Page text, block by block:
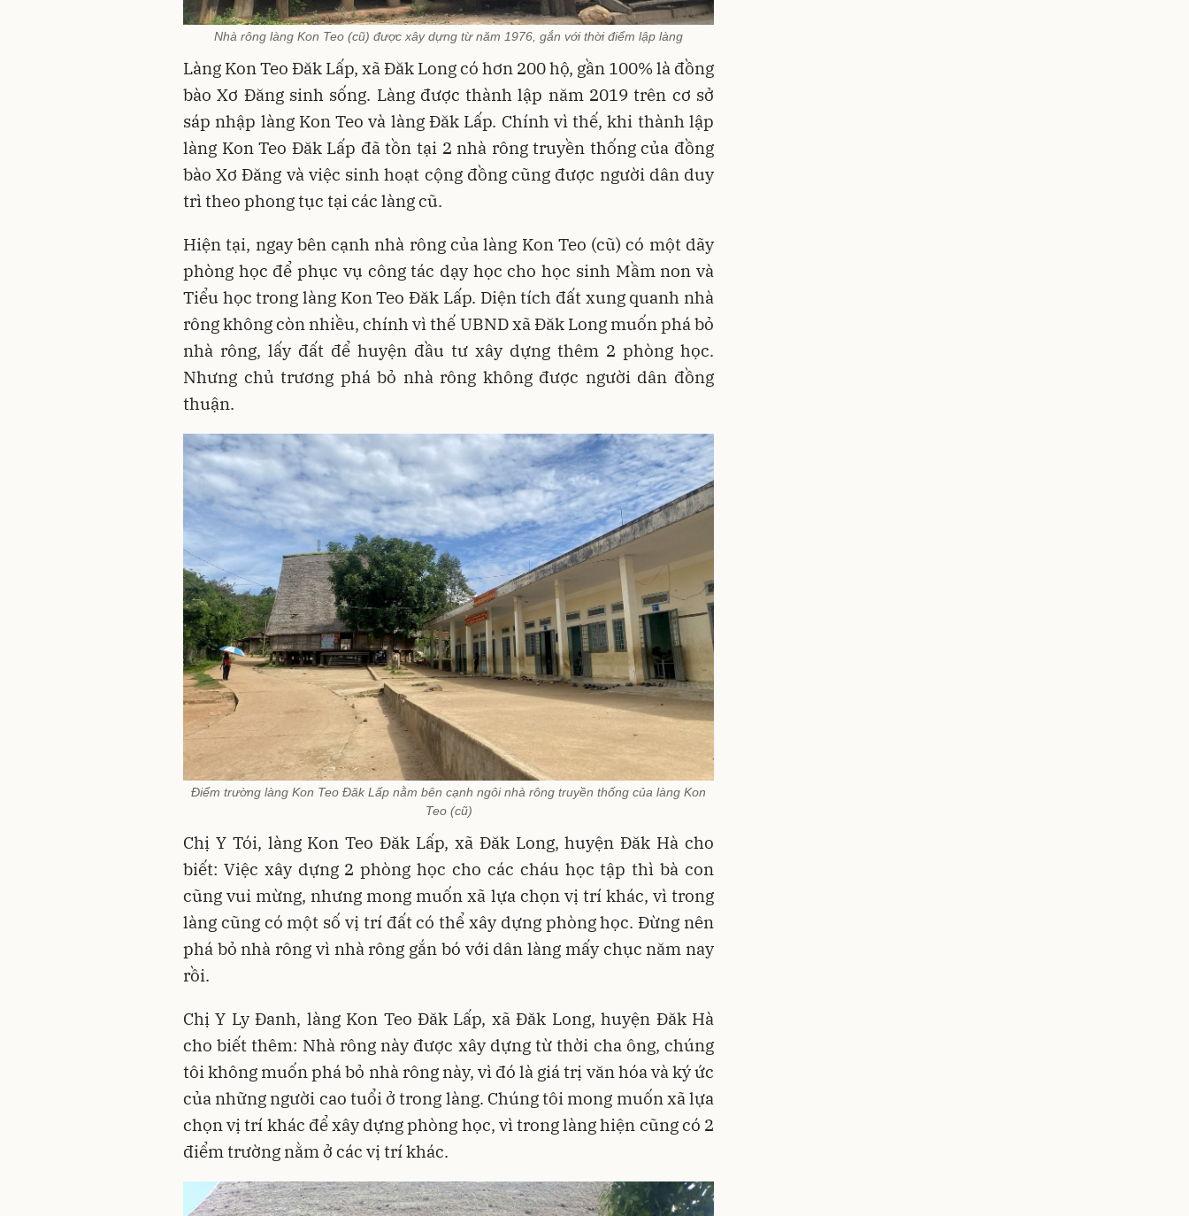
Nhà rông làng Kon Teo (cũ) được xây dựng từ năm 1976, gắn với thời điểm lập làng
Làng Kon Teo Đăk Lấp, xã Đăk Long có hơn 200 hộ, gần 100% là đồng
bào Xơ Đăng sinh sống. Làng được thành lập năm 2019 trên cơ sở
sáp nhập làng Kon Teo và làng Đăk Lấp. Chính vì thế, khi thành lập
làng Kon Teo Đăk Lấp đã tồn tại 2 nhà rông truyền thống của đồng
bào Xơ Đăng và việc sinh hoạt cộng đồng cũng được người dân duy
trì theo phong tục tại các làng cũ.
Hiện tại, ngay bên cạnh nhà rông của làng Kon Teo (cũ) có một dãy
phòng học để phục vụ công tác dạy học cho học sinh Mầm non và
Tiểu học trong làng Kon Teo Đăk Lấp. Diện tích đất xung quanh nhà
rông không còn nhiều, chính vì thế UBND xã Đăk Long muốn phá bỏ
nhà rông, lấy đất để huyện đầu tư xây dựng thêm 2 phòng học.
Nhưng chủ trương phá bỏ nhà rông không được người dân đồng
thuận.
Điểm trường làng Kon Teo Đăk Lấp nằm bên cạnh ngôi nhà rông truyền thống của làng Kon
Teo (cũ)
Chị Y Tói, làng Kon Teo Đăk Lấp, xã Đăk Long, huyện Đăk Hà cho
biết: Việc xây dựng 2 phòng học cho các cháu học tập thì bà con
cũng vui mừng, nhưng mong muốn xã lựa chọn vị trí khác, vì trong
làng cũng có một số vị trí đất có thể xây dựng phòng học. Đừng nên
phá bỏ nhà rông vì nhà rông gắn bó với dân làng mấy chục năm nay
rồi.
Chị Y Ly Đanh, làng Kon Teo Đăk Lấp, xã Đăk Long, huyện Đăk Hà
cho biết thêm: Nhà rông này được xây dựng từ thời cha ông, chúng
tôi không muốn phá bỏ nhà rông này, vì đó là giá trị văn hóa và ký ức
của những người cao tuổi ở trong làng. Chúng tôi mong muốn xã lựa
chọn vị trí khác để xây dựng phòng học, vì trong làng hiện cũng có 2
điểm trường nằm ở các vị trí khác.